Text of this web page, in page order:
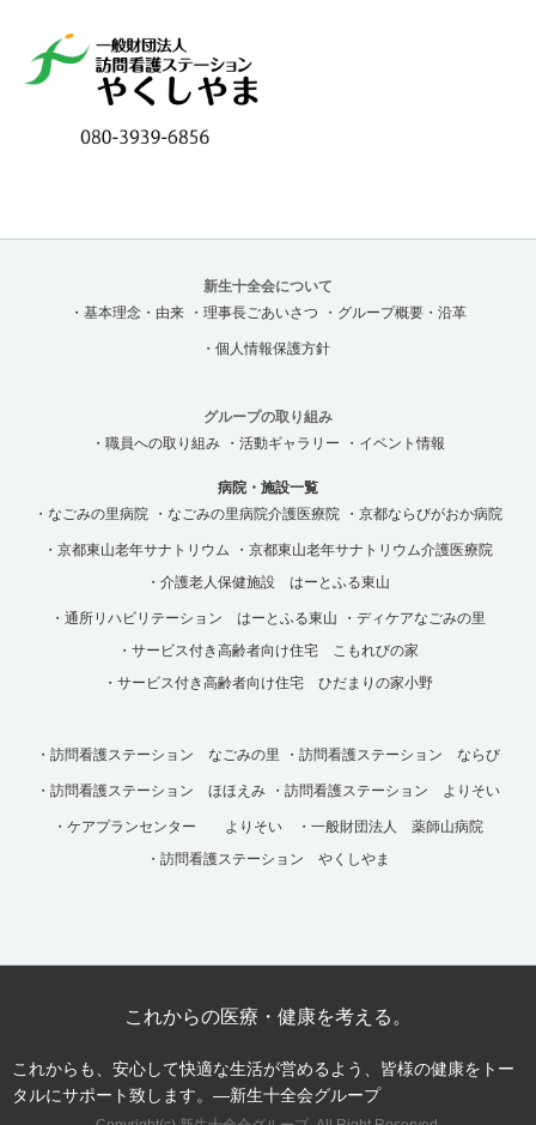
新生十全会について
・基本理念・由来
・理事長ごあいさつ ・グループ概要・沿革
・個人情報保護方針
グループの取り組み
・職員への取り組み
・活動ギャラリー ・イベント情報
病院・施設一覧
・なごみの里病院
・なごみの里病院介護医療院 ・京都ならびがおか病院
・京都東山老年サナトリウム
・京都東山老年サナトリウム介護医療院
・介護老人保健施設 はーとふる東山
・通所リハビリテーション はーとふる東山
・ディケアなごみの里
・サービス付き高齢者向け住宅 こもれびの家
・サービス付き高齢者向け住宅 ひだまりの家小野
・訪問看護ステーション なごみの里 ・訪問看護ステーション ならび
・訪問看護ステーション ほほえみ ・訪問看護ステーション よりそい
・ケアプランセンター よりそい
・一般財団法人 薬師山病院
・訪問看護ステーション やくしやま
これからの医療・健康を考える。
これからも、安心して快適な生活が営めるよう、皆様の健康をトー
タルにサポート致します。―新生十全会グループ